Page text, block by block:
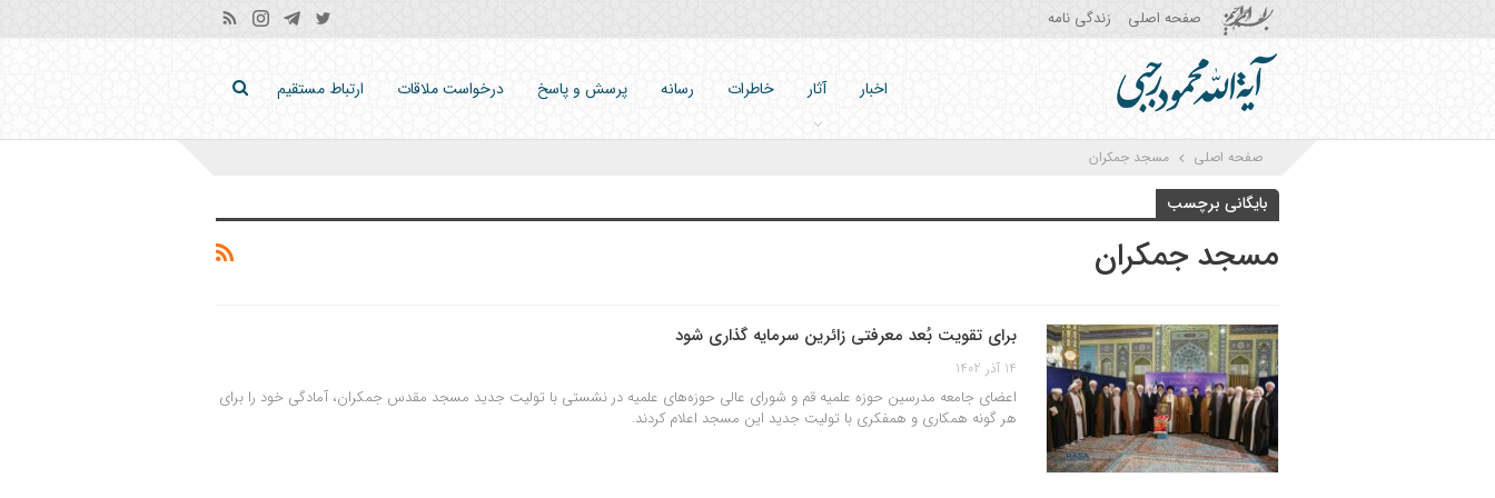
صفحه اصلی زندگی نامه
اخبار آثار خاطرات رسانه پرسش و پاسخ درخواست ملاقات ارتباط مستقیم
صفحه اصلی مسجد جمکران
بایگانی برچسب
مسجد جمکران
برای تقویت بُعد معرفتی زائرین سرمایه گذاری شود
14 آذر 1402
اعضای جامعه مدرسین حوزه علمیه قم و شورای عالی حوزه‌های علمیه در نشستی با تولیت جدید مسجد مقدس جمکران، آمادگی خود را برای
هر گونه همکاری و همفکری با تولیت جدید این مسجد اعلام کردند.